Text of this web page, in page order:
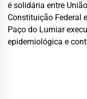
é solidária entre
Constituição Federal
Paço do Lumiar
epidemiológica e